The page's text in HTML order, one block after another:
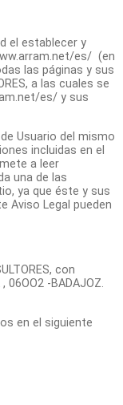
el establecer y
es/ (en
las páginas y sus
a las cuales se
es/ y sus
Usuario del mismo
incluidas en el
a leer
una de las
ya que éste y sus
Aviso Legal pueden
con
06OO2 -BADAJOZ.
en el siguiente